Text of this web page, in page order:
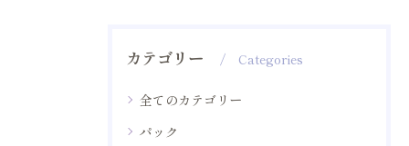
カテゴリー Categories
全てのカテゴリー
パック